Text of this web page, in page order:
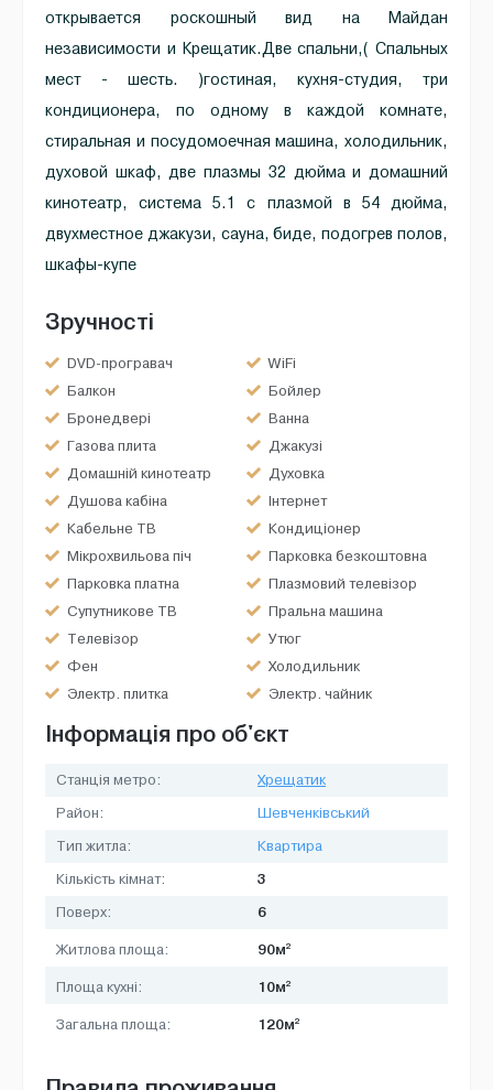
открывается роскошный вид на Майдан
независимости и Крещатик.Две спальни,( Спальных
мест - шесть. )гостиная, кухня-студия, три
кондиционера, по одному в каждой комнате,
стиральная и посудомоечная машина, холодильник,
духовой шкаф, две плазмы 32 дюйма и домашний
кинотеатр, система 5.1 с плазмой в 54 дюйма,
двухместное джакузи, сауна, биде, подогрев полов,
шкафы-купе
Зручності
DVD-програвач
WiFi
Балкон
Бойлер
Бронедвері
Ванна
Газова плита
Джакузі
Домашній кинотеатр
Духовка
Душова кабіна
Інтернет
Кабельне ТВ
Кондиціонер
Мікрохвильова піч
Парковка безкоштовна
Парковка платна
Плазмовий телевізор
Супутникове ТВ
Пральна машина
Телевізор
Утюг
Фен
Холодильник
Электр. плитка
Электр. чайник
Інформація про об'єкт
Станція метро:
Хрещатик
Район:
Шевченківський
Тип житла:
Квартира
Кількість кімнат:
3
Поверх: 6
Житлова площа: 90м2
Площа кухні: 10м2
Загальна площа: 120м2